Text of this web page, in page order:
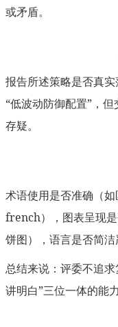
或矛盾。
报告所述策略是否真
“低波动防御配置”，
存疑。
术语使用是否准确（
french），图表呈现
饼图），语言是否简洁
总结来说：评委不追求
讲明白”三位一体的能力